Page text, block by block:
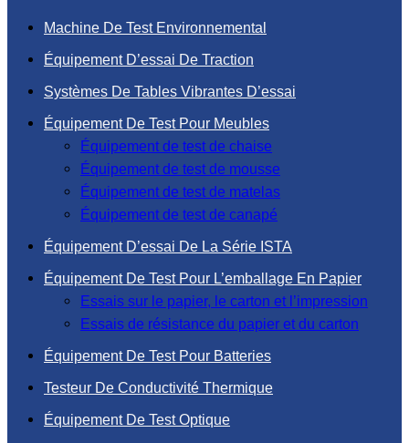
Machine De Test Environnemental
Équipement D’essai De Traction
Systèmes De Tables Vibrantes D’essai
Équipement De Test Pour Meubles
Équipement de test de chaise
Équipement de test de mousse
Équipement de test de matelas
Équipement de test de canapé
Équipement D’essai De La Série ISTA
Équipement De Test Pour L’emballage En Papier
Essais sur le papier, le carton et l’impression
Essais de résistance du papier et du carton
Équipement De Test Pour Batteries
Testeur De Conductivité Thermique
Équipement De Test Optique